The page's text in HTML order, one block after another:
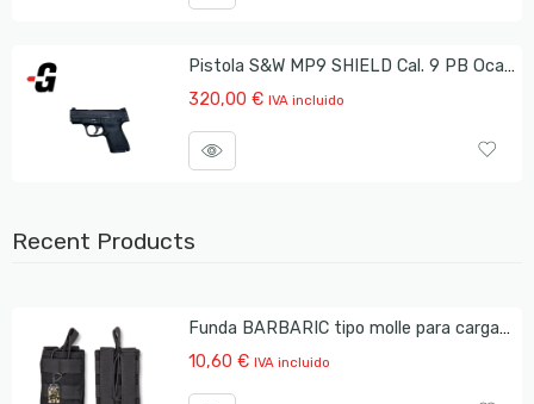
Pistola S&W MP9 SHIELD Cal. 9 PB Ocasión
320,00 € IVA incluido
Recent Products
Funda BARBARIC tipo molle para cargador AR-15
10,60 € IVA incluido